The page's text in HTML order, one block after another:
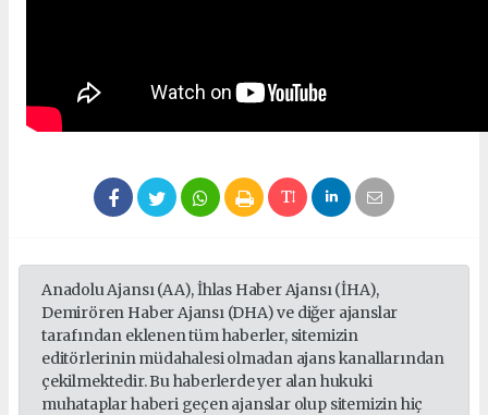
Anadolu Ajansı (AA), İhlas Haber Ajansı (İHA),
Demirören Haber Ajansı (DHA) ve diğer ajanslar
tarafından eklenen tüm haberler, sitemizin
editörlerinin müdahalesi olmadan ajans kanallarından
çekilmektedir. Bu haberlerde yer alan hukuki
muhataplar haberi geçen ajanslar olup sitemizin hiç